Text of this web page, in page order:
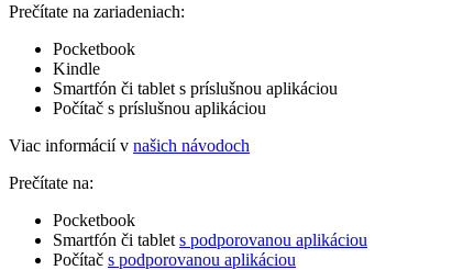
Prečítate na zariadeniach:
Pocketbook
Kindle
Smartfón či tablet s príslušnou aplikáciou
Počítač s príslušnou aplikáciou
Viac informácií v našich návodoch
Prečítate na:
Pocketbook
Smartfón či tablet s podporovanou aplikáciou
Počítač s podporovanou aplikáciou